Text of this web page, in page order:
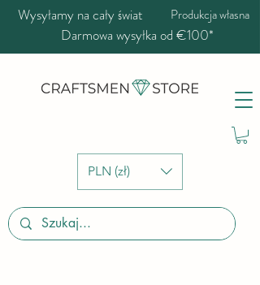
PLN (zł)
Wysyłamy na cały świat Produkcja własna
Darmowa wysyłka od €100*